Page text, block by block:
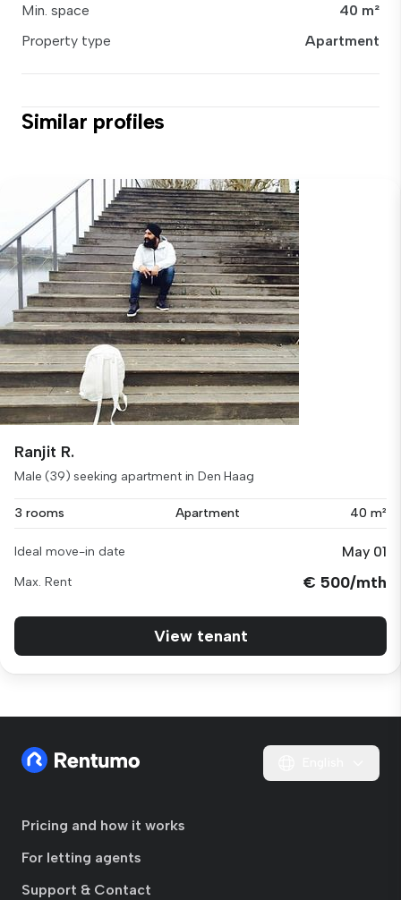
Min. space
40 m²
Property type
Apartment
Similar profiles
Ranjit R.
Male (39) seeking apartment in Den Haag
3 rooms Apartment 40 m²
Ideal move-in date May 01
Max. Rent € 500/mth
View tenant
Pricing and how it works
For letting agents
Support & Contact